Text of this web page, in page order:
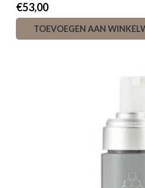
€53,00
TOEVOEGEN AAN